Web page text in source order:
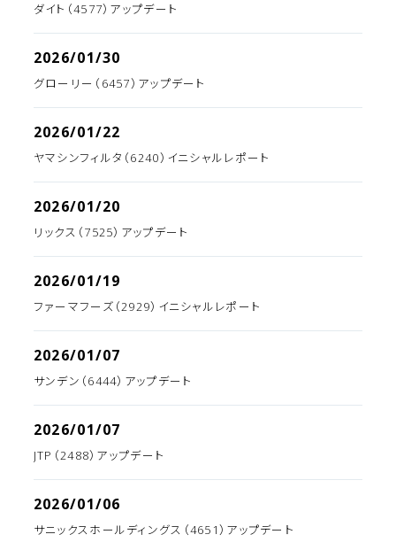
ダイト（4577）アップデート
2026/01/30
グローリー（6457）アップデート
2026/01/22
ヤマシンフィルタ（6240）イニシャルレポート
2026/01/20
リックス（7525）アップデート
2026/01/19
ファーマフーズ（2929）イニシャルレポート
2026/01/07
サンデン（6444）アップデート
2026/01/07
JTP（2488）アップデート
2026/01/06
サニックスホールディングス（4651）アップデート